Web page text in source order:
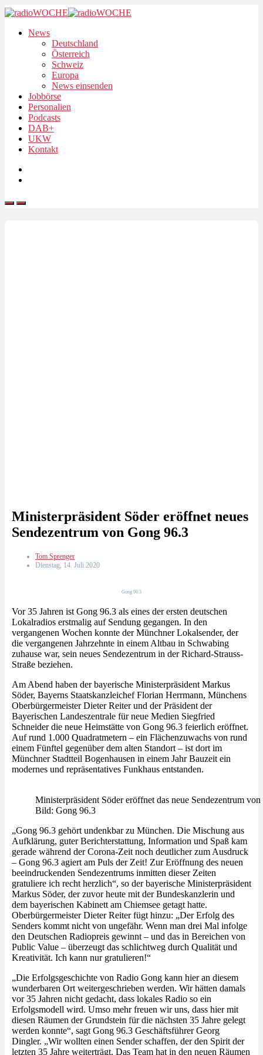
News
Deutschland
Österreich
Schweiz
Europa
News einsenden
Jobbörse
Personalien
Podcasts
DAB+
UKW
Kontakt
Ministerpräsident Söder eröffnet neues
Sendezentrum von Gong 96.3
Tom Sprenger
Dienstag, 14. Juli 2020
Gong 96.3
Vor 35 Jahren ist Gong 96.3 als eines der ersten deutschen
Lokalradios erstmalig auf Sendung gegangen. In den
vergangenen Wochen konnte der Münchner Lokalsender, der
die vergangenen Jahrzehnte in einem Altbau in Schwabing
zuhause war, sein neues Sendezentrum in der Richard-Strauss-
Straße beziehen.
Am Abend haben der bayerische Ministerpräsident Markus
Söder, Bayerns Staatskanzleichef Florian Herrmann, Münchens
Oberbürgermeister Dieter Reiter und der Präsident der
Bayerischen Landeszentrale für neue Medien Siegfried
Schneider die neue Heimstätte von Gong 96.3 feierlich eröffnet.
Auf rund 1.000 Quadratmetern – ein Flächenzuwachs von rund
einem Fünftel gegenüber dem alten Standort – ist dort im
Münchner Stadtteil Bogenhausen in einem Jahr Bauzeit ein
modernes und repräsentatives Funkhaus entstanden.
Ministerpräsident Söder eröffnet das neue Sendezentrum
Bild: Gong 96.3
„Gong 96.3 gehört undenkbar zu München. Die Mischung aus
Aufklärung, guter Berichterstattung, Information und Spaß kam
gerade während der Corona-Zeit noch deutlicher zum Ausdruck
– Gong 96.3 agiert am Puls der Zeit! Zur Eröffnung des neuen
beeindruckenden Sendezentrums inmitten dieser Zeiten
gratuliere ich recht herzlich“, so der bayerische Ministerpräsident
Markus Söder, der zuvor heute mit der Bundeskanzlerin und
dem bayerischen Kabinett am Chiemsee getagt hatte.
Oberbürgermeister Dieter Reiter fügt hinzu: „Der Erfolg des
Senders kommt nicht von ungefähr. Wenn man drei Mal infolge
den Deutschen Radiopreis gewinnt – und das in Bereichen von
Public Value – überzeugt das schlichtweg durch Qualität und
Kreativität. Ich kann nur gratulieren!“
„Die Erfolgsgeschichte von Radio Gong kann hier an diesem
wunderbaren Ort weitergeschrieben werden. Wir hätten damals
vor 35 Jahren nicht gedacht, dass lokales Radio so ein
Erfolgsmodell wird. Umso mehr freuen wir uns, dass hier mit
diesen Räumen der Grundstein für die nächsten 35 Jahre gelegt
werden konnte“, sagt Gong 96.3 Geschäftsführer Georg
Dingler. „Wir wollten einen Sender schaffen, der den Spirit der
letzten 35 Jahre weiterträgt. Das Team hat in den neuen Räumen